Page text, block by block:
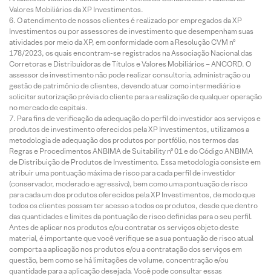
Valores Mobiliários da XP Investimentos.
O atendimento de nossos clientes é realizado por empregados da XP
Investimentos ou por assessores de investimento que desempenham suas
atividades por meio da XP, em conformidade com a Resolução CVM nº
178/2023, os quais encontram-se registrados na Associação Nacional das
Corretoras e Distribuidoras de Títulos e Valores Mobiliários – ANCORD. O
assessor de investimento não pode realizar consultoria, administração ou
gestão de patrimônio de clientes, devendo atuar como intermediário e
solicitar autorização prévia do cliente para a realização de qualquer operação
no mercado de capitais.
Para fins de verificação da adequação do perfil do investidor aos serviços e
produtos de investimento oferecidos pela XP Investimentos, utilizamos a
metodologia de adequação dos produtos por portfólio, nos termos das
Regras e Procedimentos ANBIMA de Suitability nº 01 e do Código ANBIMA
de Distribuição de Produtos de Investimento. Essa metodologia consiste em
atribuir uma pontuação máxima de risco para cada perfil de investidor
(conservador, moderado e agressivo), bem como uma pontuação de risco
para cada um dos produtos oferecidos pela XP Investimentos, de modo que
todos os clientes possam ter acesso a todos os produtos, desde que dentro
das quantidades e limites da pontuação de risco definidas para o seu perfil.
Antes de aplicar nos produtos e/ou contratar os serviços objeto deste
material, é importante que você verifique se a sua pontuação de risco atual
comporta a aplicação nos produtos e/ou a contratação dos serviços em
questão, bem como se há limitações de volume, concentração e/ou
quantidade para a aplicação desejada. Você pode consultar essas